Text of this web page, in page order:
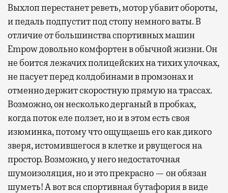
Выхлоп перестанет реветь, мотор убавит обороты,
и педаль подпустит под стопу немного ваты. В
отличие от большинства спортивных машин
Empow довольно комфортен в обычной жизни. Он
не боится лежачих полицейских на тихих улочках,
не пасует перед колдобинами в промзонах и
отменно держит скоростную прямую на трассах.
Возможно, он несколько дерганый в пробках,
когда поток еле ползет, но и в этом есть своя
изюминка, потому что ощущаешь его как дикого
зверя, истомившегося в клетке и рвущегося на
простор. Возможно, у него недостаточная
шумоизоляция, но и это прекрасно — он обязан
шуметь! А вот вся спортивная бутафория в виде